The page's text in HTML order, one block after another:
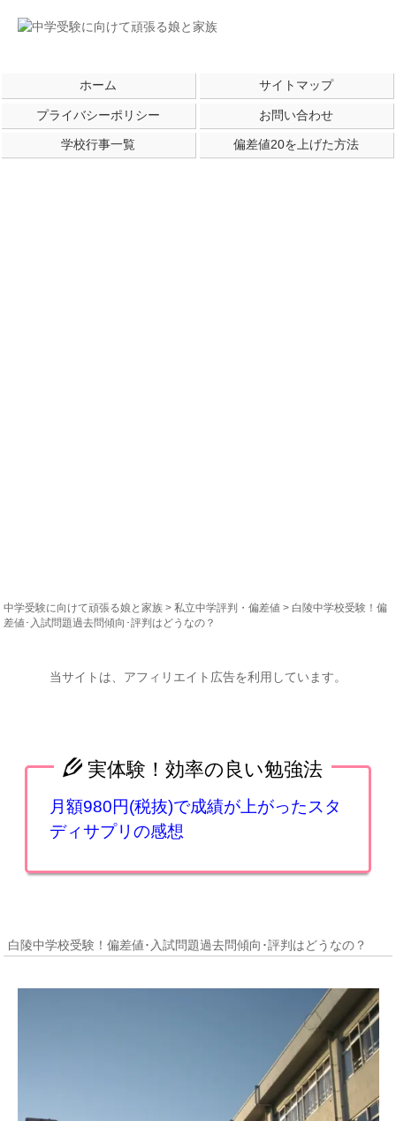
ホーム サイトマップ
プライバシーポリシー お問い合わせ
学校行事一覧 偏差値20を上げた方法
中学受験に向けて頑張る娘と家族 >私立中学評判・偏差値 > 白陵中学校受験！偏
差値･入試問題過去問傾向･評判はどうなの？
当サイトは、アフィリエイト広告を利用しています。
実体験！効率の良い勉強法
月額980円(税抜)で成績が上がったスタ
ディサプリの感想
白陵中学校受験！偏差値･入試問題過去問傾向･評判はどうなの？